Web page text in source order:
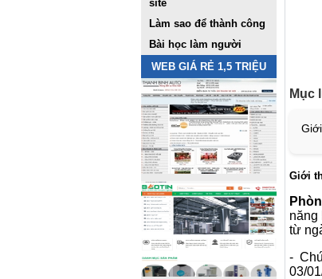
site
Làm sao để thành công
Bài học làm người
WEB GIÁ RẺ 1,5 TRIỆU
Mục
Giới
năng
từ
-
03/